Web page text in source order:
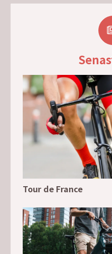
Tour de France